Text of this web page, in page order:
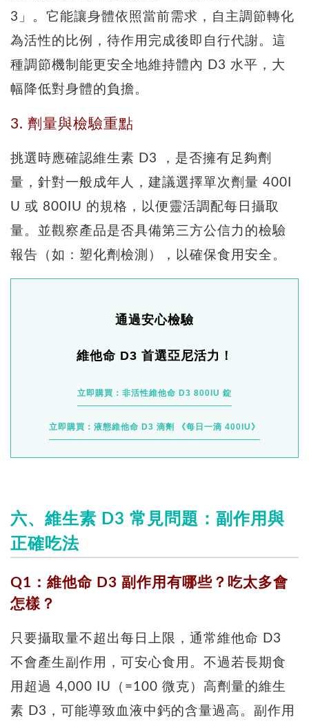
3」。它能讓身體依照當前需求，自主調節轉化
為活性的比例，待作用完成後即自行代謝。這
種調節機制能更安全地維持體內 D3 水平，大
幅降低對身體的負擔。
3. 劑量與檢驗重點
挑選時應確認維生素 D3 ，是否擁有足夠劑
量，針對一般成年人，建議選擇單次劑量 400I
U 或 800IU 的規格，以便靈活調配每日攝取
量。並觀察產品是否具備第三方公信力的檢驗
報告（如：塑化劑檢測），以確保食用安全。
通過安心檢驗
維他命 D3 首選亞尼活力！
立即購買：非活性維他命 D3 800IU 錠
立即購買：液態維他命 D3 滴劑 《每日一滴 400IU》
六、維生素 D3 常見問題：副作用與
正確吃法
Q1：維他命 D3 副作用有哪些？吃太多會
怎樣？
只要攝取量不超出每日上限，通常維他命 D3
不會產生副作用，可安心食用。不過若長期食
用超過 4,000 IU（=100 微克）高劑量的維生
素 D3，可能導致血液中鈣的含量過高。副作用